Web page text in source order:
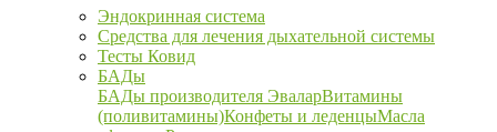
Эндокринная система
Средства для лечения дыхательной системы
Тесты Ковид
БАДы
БАДы производителя ЭваларВитамины
(поливитамины)Конфеты и леденцыМасла